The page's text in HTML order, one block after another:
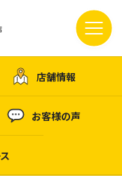
店舗情報
お客様の声